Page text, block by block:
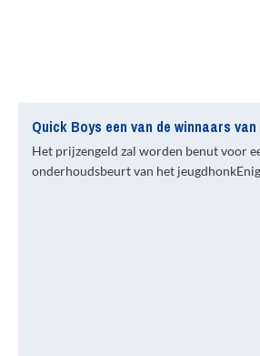
Het prijzengeld zal worden benut voor
onderhoudsbeurt van het